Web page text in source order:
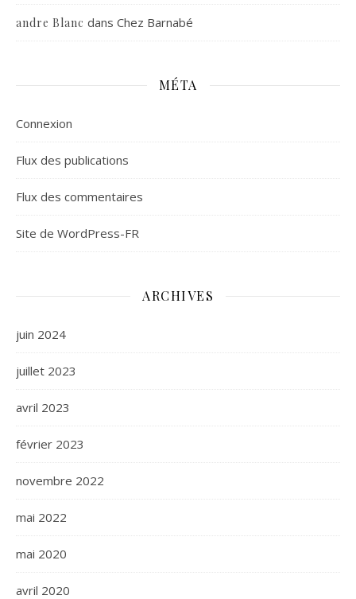
andre Blanc dans Chez Barnabé
MÉTA
Connexion
Flux des publications
Flux des commentaires
Site de WordPress-FR
ARCHIVES
juin 2024
juillet 2023
avril 2023
février 2023
novembre 2022
mai 2022
mai 2020
avril 2020